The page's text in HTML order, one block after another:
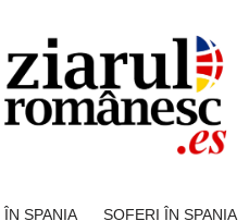
SPANIA ȘOFERI ÎN SPANIA